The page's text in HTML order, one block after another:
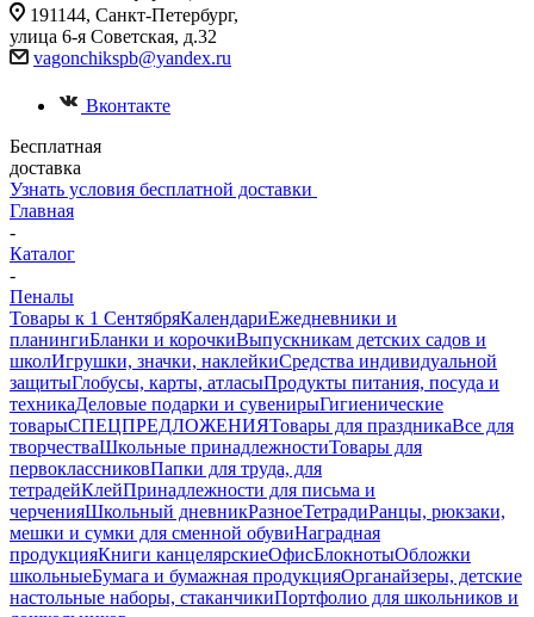
191144, Санкт-Петербург,
улица 6-я Советская, д.32
vagonchikspb@yandex.ru
Вконтакте
Бесплатная
доставка
Узнать условия бесплатной доставки
Главная
-
Каталог
-
Пеналы
Товары к 1 СентябряКалендариЕжедневники и
планингиБланки и корочкиВыпускникам детских садов и
школИгрушки, значки, наклейкиСредства индивидуальной
защитыГлобусы, карты, атласыПродукты питания, посуда и
техникаДеловые подарки и сувенирыГигиенические
товарыСПЕЦПРЕДЛОЖЕНИЯТовары для праздникаВсе для
творчестваШкольные принадлежностиТовары для
первоклассниковПапки для труда, для
тетрадейКлейПринадлежности для письма и
черченияШкольный дневникРазноеТетрадиРанцы, рюкзаки,
мешки и сумки для сменной обувиНаградная
продукцияКниги канцелярскиеОфисБлокнотыОбложки
школьныеБумага и бумажная продукцияОрганайзеры, детские
настольные наборы, стаканчикиПортфолио для школьников и